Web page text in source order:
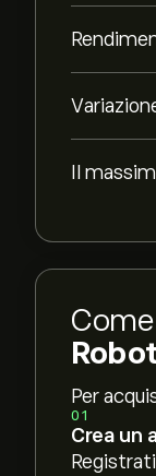
Il
Per
01
Crea un